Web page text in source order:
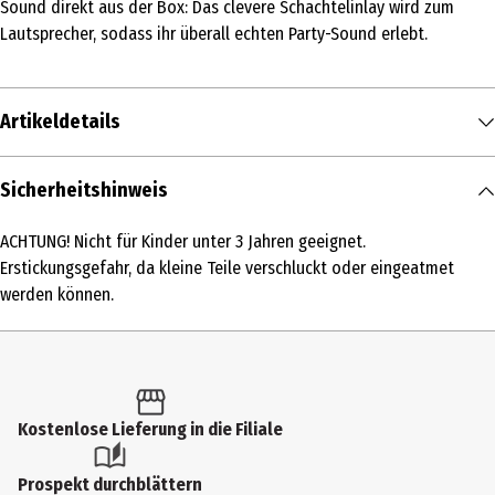
Sound direkt aus der Box: Das clevere Schachtelinlay wird zum
Lautsprecher, sodass ihr überall echten Party-Sound erlebt.
Artikeldetails
Inhalt
Produkttyp
Psychologie und Konversation
Altersempfehlung ab
Artikelnummer des Herstellers
687489
Hersteller
Sicherheitshinweis
ACHTUNG! Nicht für Kinder unter 3 Jahren geeignet.
Erstickungsgefahr, da kleine Teile verschluckt oder eingeatmet
werden können.
Kostenlose Lieferung in die Filiale
Prospekt durchblättern